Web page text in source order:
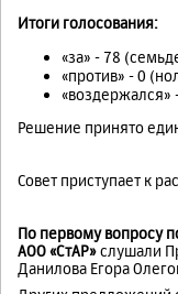
Итоги голосования:
«за» - 78
«против» - 0
«воздержался»
Решение принято
Совет приступает к
По первому вопросу
АОО «СтАР»слушали
Данилова Егора